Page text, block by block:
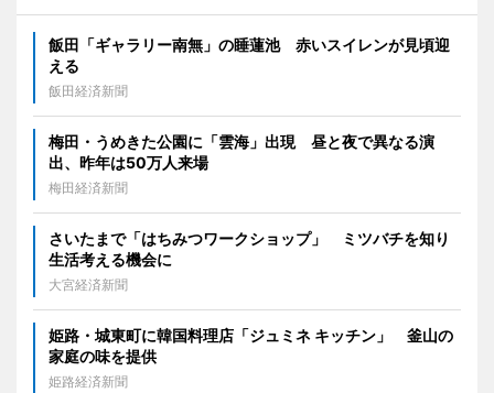
飯田「ギャラリー南無」の睡蓮池 赤いスイレンが見頃迎
える
飯田経済新聞
梅田・うめきた公園に「雲海」出現 昼と夜で異なる演
出、昨年は50万人来場
梅田経済新聞
さいたまで「はちみつワークショップ」 ミツバチを知り
生活考える機会に
大宮経済新聞
姫路・城東町に韓国料理店「ジュミネ キッチン」 釜山の
家庭の味を提供
姫路経済新聞